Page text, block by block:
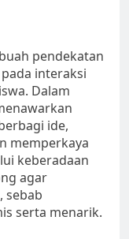
pendekatan
interaksi
Dalam
ide,
memperkaya
keberadaan
agar
sebab
serta menarik.